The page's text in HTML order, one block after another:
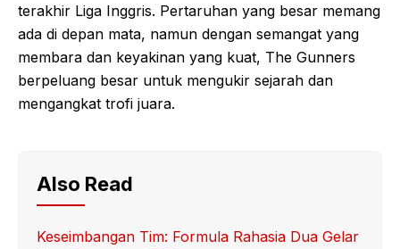
terakhir Liga Inggris. Pertaruhan yang besar memang
ada di depan mata, namun dengan semangat yang
membara dan keyakinan yang kuat, The Gunners
berpeluang besar untuk mengukir sejarah dan
mengangkat trofi juara.
Also Read
Keseimbangan Tim: Formula Rahasia Dua Gelar